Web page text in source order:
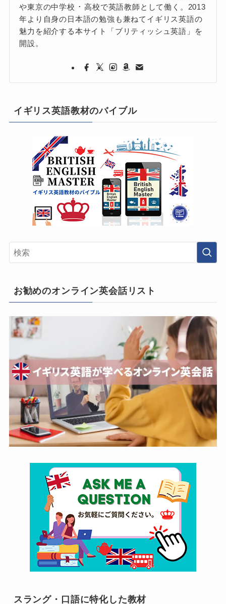
や東京の中学校 ･ 高校で英語教師として働く。2013
年より自身の日本語の勉強も兼ねてイギリス英語の
魅力を紹介する本サイト「ブリティッシュ英語」を
開設。
イギリス英語教材のバイブル
お勧めのオンライン英会話リスト
スラング・口語に特化した教材